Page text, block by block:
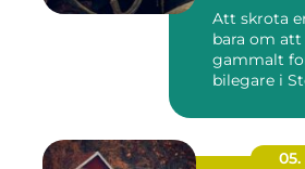
Att skrota
bara om
gammalt
bilegare i